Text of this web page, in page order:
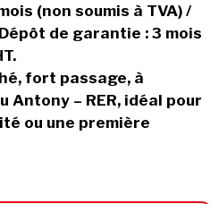
(non soumis à TVA) /
de garantie : 3 mois
fort passage, à
Antony – RER, idéal pour
ou une première